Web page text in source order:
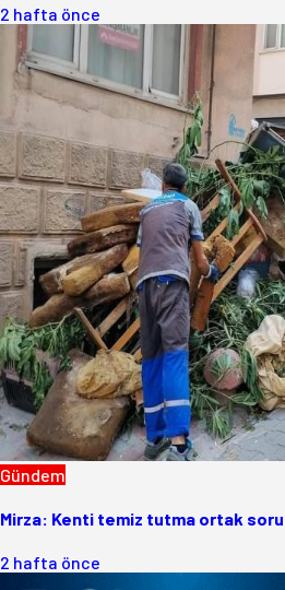
2 hafta önce
Gündem
Mirza: Kenti temiz tutma ortak
2 hafta önce